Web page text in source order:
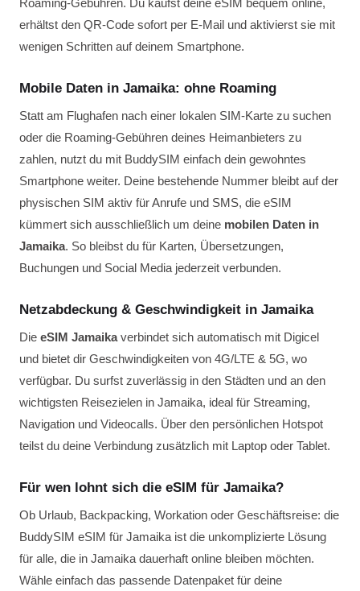
Roaming-Gebühren. Du kaufst deine eSIM bequem online,
erhältst den QR-Code sofort per E-Mail und aktivierst sie mit
wenigen Schritten auf deinem Smartphone.
Mobile Daten in Jamaika: ohne Roaming
Statt am Flughafen nach einer lokalen SIM-Karte zu suchen
oder die Roaming-Gebühren deines Heimanbieters zu
zahlen, nutzt du mit BuddySIM einfach dein gewohntes
Smartphone weiter. Deine bestehende Nummer bleibt auf der
physischen SIM aktiv für Anrufe und SMS, die eSIM
kümmert sich ausschließlich um deine mobilen Daten in
Jamaika. So bleibst du für Karten, Übersetzungen,
Buchungen und Social Media jederzeit verbunden.
Netzabdeckung & Geschwindigkeit in Jamaika
Die eSIM Jamaikaverbindet sich automatisch mit Digicel
und bietet dir Geschwindigkeiten von 4G/LTE & 5G, wo
verfügbar. Du surfst zuverlässig in den Städten und an den
wichtigsten Reisezielen in Jamaika, ideal für Streaming,
Navigation und Videocalls. Über den persönlichen Hotspot
teilst du deine Verbindung zusätzlich mit Laptop oder Tablet.
Für wen lohnt sich die eSIM für Jamaika?
Ob Urlaub, Backpacking, Workation oder Geschäftsreise: die
BuddySIM eSIM für Jamaika ist die unkomplizierte Lösung
für alle, die in Jamaika dauerhaft online bleiben möchten.
Wähle einfach das passende Datenpaket für deine